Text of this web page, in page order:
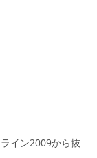
イン2009から抜